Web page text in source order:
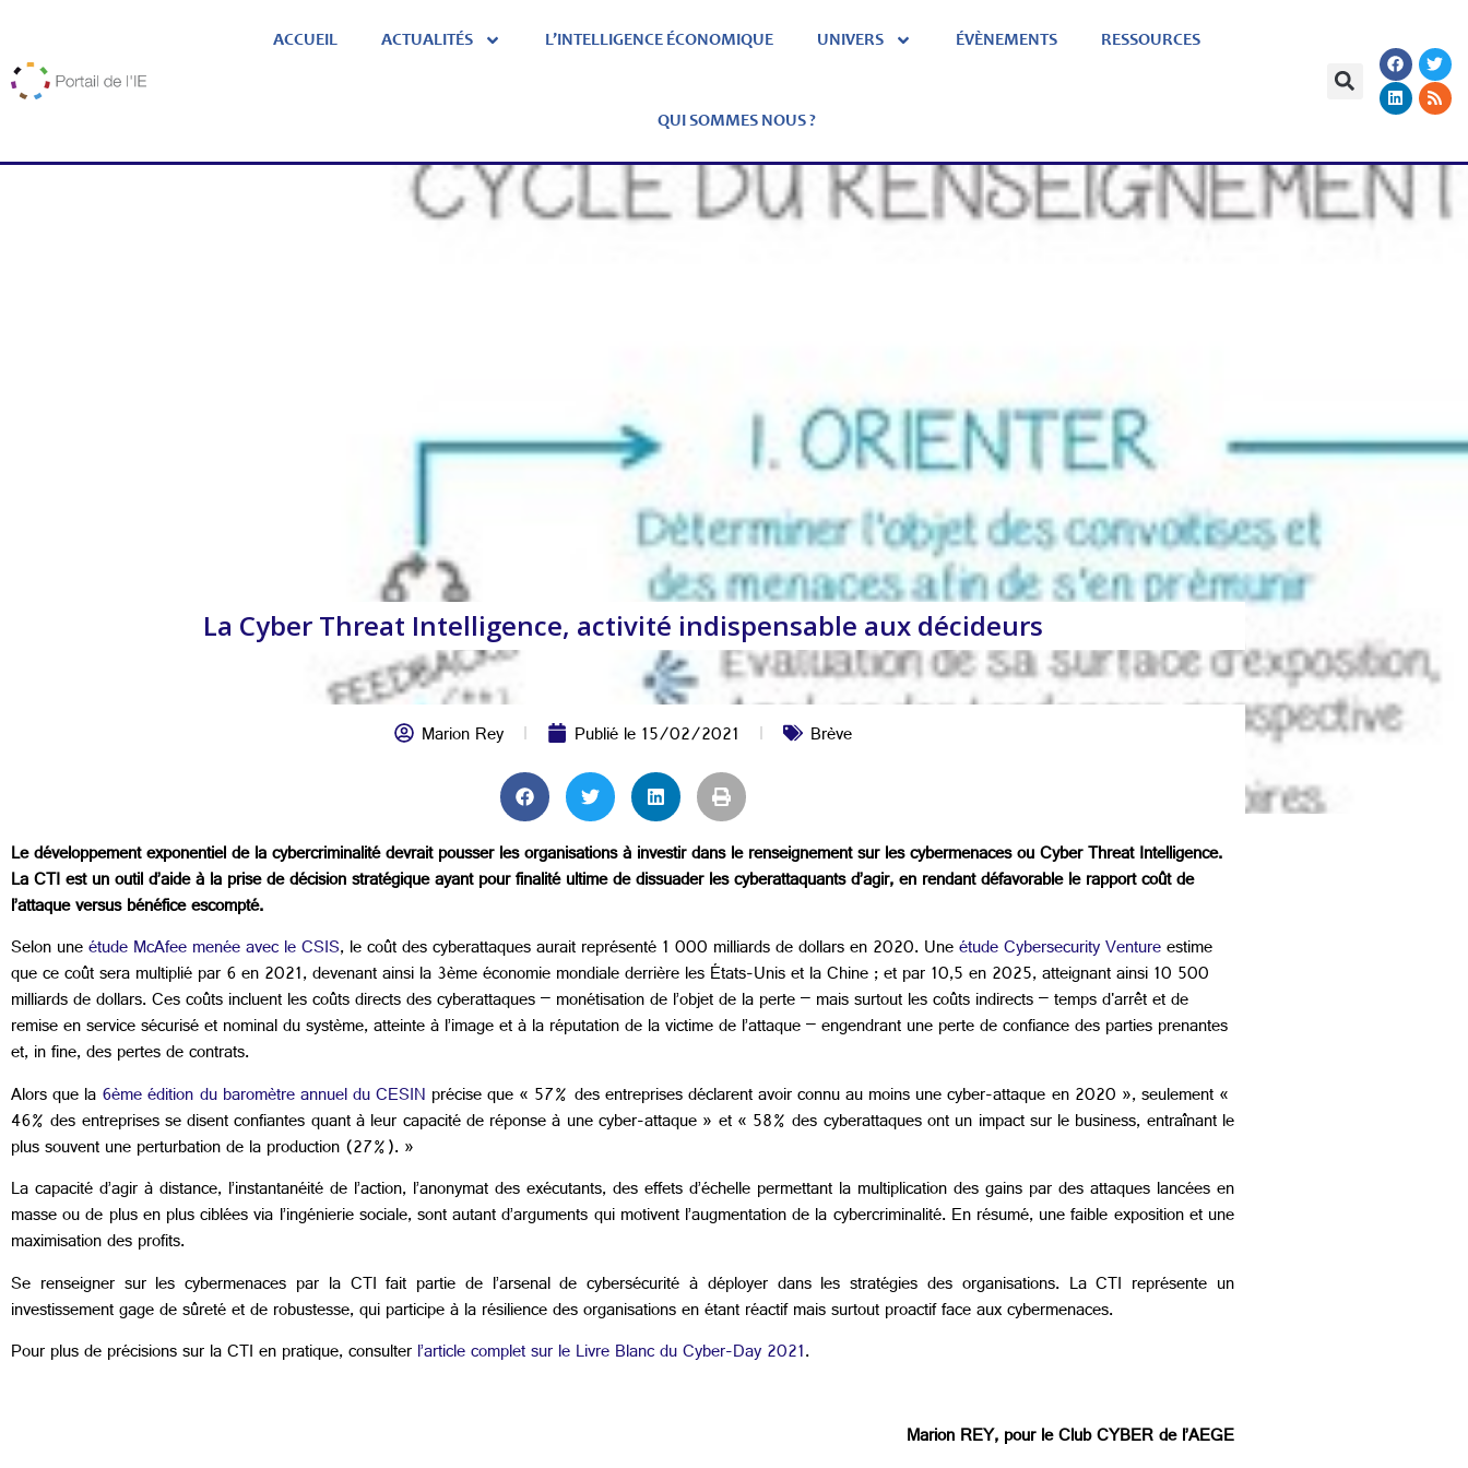
ACCUEIL ACTUALITÉS L’INTELLIGENCE ÉCONOMIQUE UNIVERS ÉVÈNEMENTS RESSOURCES
QUI SOMMES NOUS ?
La Cyber Threat Intelligence, activité indispensable aux décideurs
Marion Rey Publié le15/02/2021 Brève
Le développement exponentiel de la cybercriminalité devrait pousser les organisations à investir dans le renseignement sur les cybermenaces ou Cyber Threat Intelligence.
La CTI est un outil d’aide à la prise de décision stratégique ayant pour finalité ultime de dissuader les cyberattaquants d’agir, en rendant défavorable le rapport coût de
l’attaque versus bénéfice escompté.
Selon uneétude McAfee menée avec le CSIS, le coût des cyberattaques aurait représenté 1 000 milliards de dollars en 2020. Uneétude Cybersecurity Ventureestime
que ce coût sera multiplié par 6 en 2021, devenant ainsi la 3ème économie mondiale derrière les États-Unis et la Chine ; et par 10,5 en 2025, atteignant ainsi 10 500
milliards de dollars. Ces coûts incluent les coûts directs des cyberattaques – monétisation de l’objet de la perte – mais surtout les coûts indirects – temps d'arrêt et de
remise en service sécurisé et nominal du système, atteinte à l’image et à la réputation de la victime de l’attaque – engendrant une perte de confiance des parties prenantes
et, in fine, des pertes de contrats.
Alors que la6ème édition du baromètre annuel du CESIN précise que « 57% des entreprises déclarent avoir connu au moins une cyber-attaque en 2020 », seulement «
46% des entreprises se disent confiantes quant à leur capacité de réponse à une cyber-attaque » et « 58% des cyberattaques ont un impact sur le business, entraînant le
plus souvent une perturbation de la production (27%). »
La capacité d’agir à distance, l’instantanéité de l’action, l’anonymat des exécutants, des effets d’échelle permettant la multiplication des gains par des attaques lancées en
masse ou de plus en plus ciblées via l’ingénierie sociale, sont autant d’arguments qui motivent l’augmentation de la cybercriminalité. En résumé, une faible exposition et une
maximisation des profits.
Se renseigner sur les cybermenaces par la CTI fait partie de l’arsenal de cybersécurité à déployer dans les stratégies des organisations. La CTI représente un
investissement gage de sûreté et de robustesse, qui participe à la résilience des organisations en étant réactif mais surtout proactif face aux cybermenaces.
Pour plus de précisions sur la CTI en pratique, consulterl’article complet sur le Livre Blanc du Cyber-Day 2021.
Marion REY, pour le Club CYBER de l’AEGE